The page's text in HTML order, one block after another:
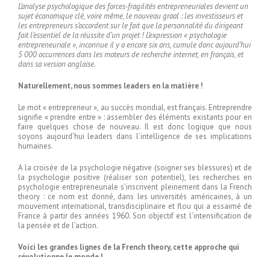
L’analyse psychologique des forces-fragilités entrepreneuriales devient un
sujet économique clé, voire même, le nouveau graal : les investisseurs et
les entrepreneurs s’accordent sur le fait que la personnalité du dirigeant
fait l’essentiel de la réussite d’un projet ! L’expression « psychologie
entrepreneuriale », inconnue il y a encore six ans, cumule donc aujourd’hui
5 000 occurrences dans les moteurs de recherche internet, en français, et
dans sa version anglaise.
Naturellement, nous sommes leaders en la matière !
Le mot « entrepreneur », au succès mondial, est français. Entreprendre
signifie « prendre entre » : assembler des éléments existants pour en
faire quelques chose de nouveau. Il est donc logique que nous
soyons aujourd’hui leaders dans l’intelligence de ses implications
humaines.
A la croisée de la psychologie négative (soigner ses blessures) et de
la psychologie positive (réaliser son potentiel), les recherches en
psychologie entrepreneuriale s’inscrivent pleinement dans la French
theory : ce nom est donné, dans les universités américaines, à un
mouvement international, transdisciplinaire et flou qui a essaimé de
France à partir des années 1960. Son objectif est l’intensification de
la pensée et de l’action.
Voici les grandes lignes de la French theory, cette approche qui